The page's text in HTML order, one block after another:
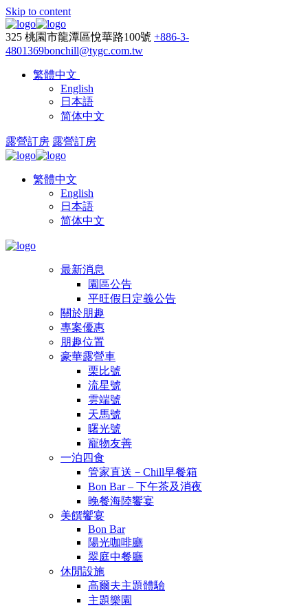
Skip to content
325 桃園市龍潭區悅華路100號 +886-3-
4801369bonchill@tygc.com.tw
繁體中文
English
日本語
简体中文
露營訂房 露營訂房
繁體中文
English
日本語
简体中文
最新消息
園區公告
平旺假日定義公告
關於朋趣
專案優惠
朋趣位置
豪華露營車
栗比號
流星號
雲端號
天馬號
曙光號
寵物友善
一泊四食
管家直送－Chill早餐箱
Bon Bar – 下午茶及消夜
晚餐海陸饗宴
美饌饗宴
Bon Bar
陽光咖啡廳
翠庭中餐廳
休閒設施
高爾夫主題體驗
主題樂園